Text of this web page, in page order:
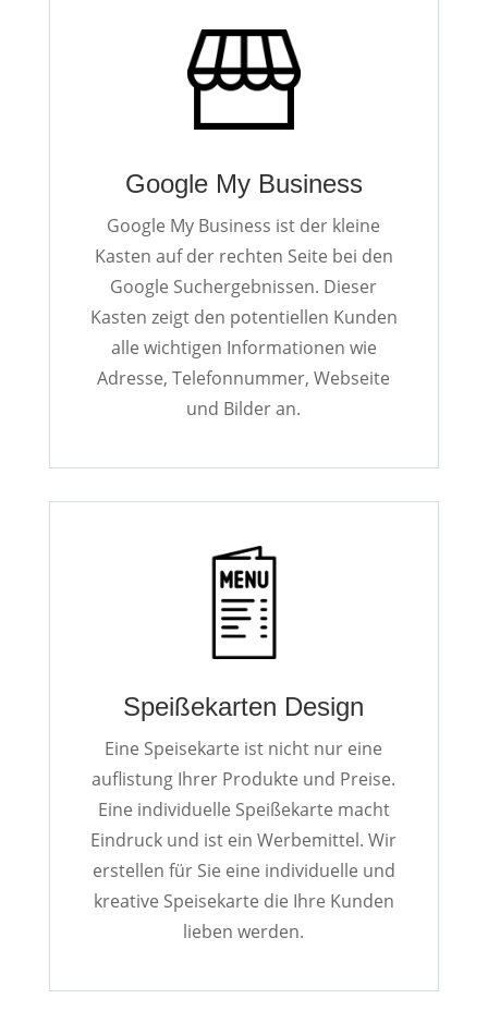
Google My Business
Google My Business ist der kleine
Kasten auf der rechten Seite bei den
Google Suchergebnissen. Dieser
Kasten zeigt den potentiellen Kunden
alle wichtigen Informationen wie
Adresse, Telefonnummer, Webseite
und Bilder an.
Speißekarten Design
Eine Speisekarte ist nicht nur eine
auflistung Ihrer Produkte und Preise.
Eine individuelle Speißekarte macht
Eindruck und ist ein Werbemittel. Wir
erstellen für Sie eine individuelle und
kreative Speisekarte die Ihre Kunden
lieben werden.